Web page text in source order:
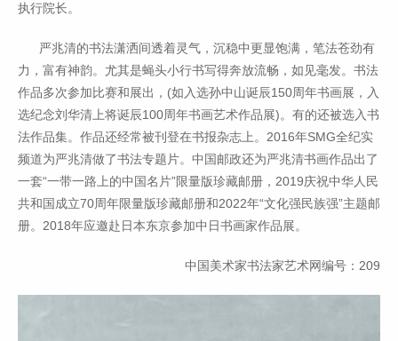
执行院长。
严兆清的书法潇洒间透着灵气，沉稳中更显饱满，笔法苍劲有
力，富有神韵。尤其是蝇头小行书写得奔放流畅，如见毫发。书法
作品多次参加比赛和展出，(如入选孙中山诞辰150周年书画展，入
选纪念刘华清上将诞辰100周年书画艺术作品展)。有的还被选入书
法作品集。作品还经常被刊登在书报杂志上。2016年SMG全纪实
频道为严兆清做了书法专题片。中国邮政还为严兆清书画作品出了
一套“一带一路上的中国名片”限量版珍藏邮册，2019庆祝中华人民
共和国成立70周年限量版珍藏邮册和2022年“文化强民族强”主题邮
册。2018年应邀赴日本东京参加中日书画家作品展。
中国美术家书法家艺术网编号：209